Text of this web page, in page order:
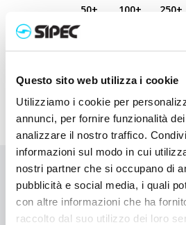
Questo sito web utilizza i cookie
Utilizziamo i cookie per
annunci, per fornire funzionalità
analizzare il nostro traffico.
informazioni sul modo in cui
nostri partner che si occupano di
pubblicità e social media, i quali
con altre informazioni che ha
raccolto dal suo utilizzo dei loro
50+ 100+ 250+
Precio
neutro
2,500
Precio
¿No has encontrado lo
Contáctanos para recibir